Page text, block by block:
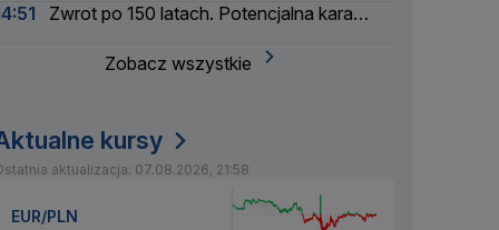
Zwrot po 150 latach. Potencjalna kara
Zobacz wszystkie
kursy
aktualizacja: 07.08.2026, 21:58
EUR/PLN